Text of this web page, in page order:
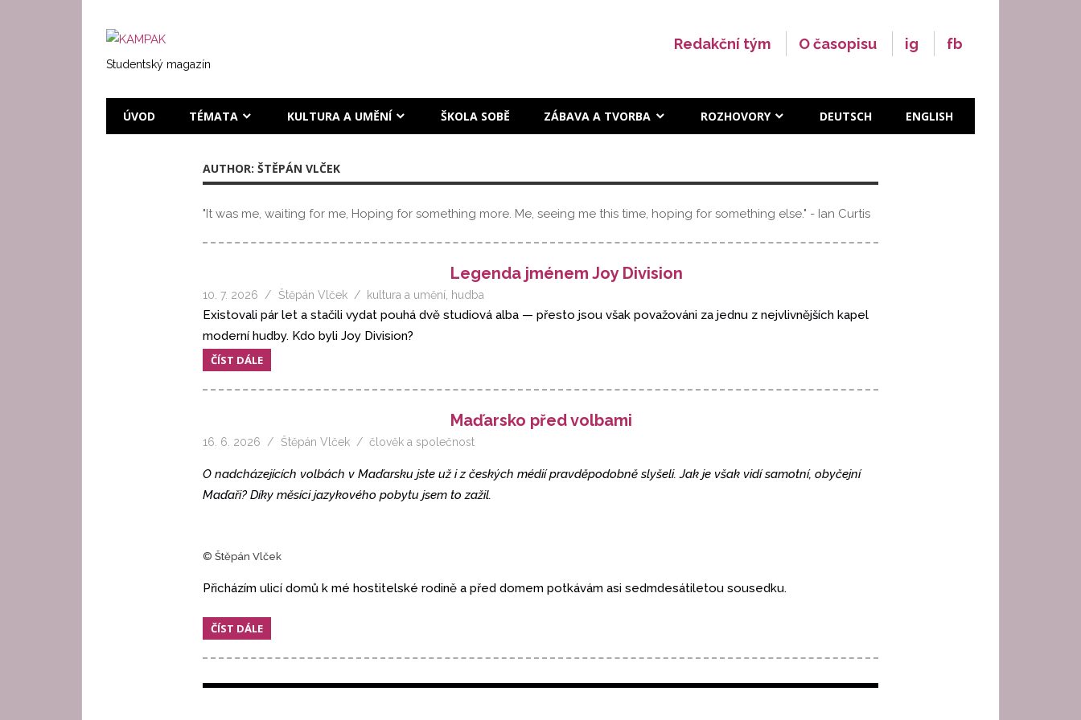
Studentský magazín
Redakční tým O časopisu ig fb
ÚVOD TÉMATA KULTURA A UMĚNÍ ŠKOLA SOBĚ ZÁBAVA A TVORBA ROZHOVORY DEUTSCH ENGLISH
AUTHOR: ŠTĚPÁN VLČEK
"It was me, waiting for me, Hoping for something more. Me, seeing me this time, hoping for something else." - Ian Curtis
Legenda jménem Joy Division
10. 7. 2026 Štěpán Vlček kultura a umění hudba
Existovali pár let a stačili vydat pouhá dvě studiová alba — přesto jsou však považováni za jednu z nejvlivnějších kapel
moderní hudby. Kdo byli Joy Division?
ČÍST DÁLE
Maďarsko před volbami
16. 6. 2026 Štěpán Vlček člověk a společnost
O nadcházejících volbách v Maďarsku jste už i z českých médií pravděpodobně slyšeli. Jak je však vidí samotní, obyčejní
Maďaři? Díky měsíci jazykového pobytu jsem to zažil.
© Štěpán Vlček
Přicházím ulicí domů k mé hostitelské rodině a před domem potkávám asi sedmdesátiletou sousedku.
ČÍST DÁLE